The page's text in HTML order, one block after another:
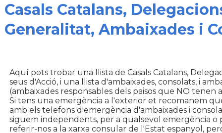
Casals Catalans,
Generalitat, Ambaixades i
Aquí pots trobar una llista de Casals Catalans,
seus d'Acció, i una llista d'ambaixades, consolats, i
(ambaixades responsables dels paisos que NO tenen
Si tens una emergència a l'exterior et recomanem
amb els telefons d'emergència d'ambaixades i
siguem independents, per a qualsevol emergència o
referir-nos a la xarxa consular de l'Estat espanyol,